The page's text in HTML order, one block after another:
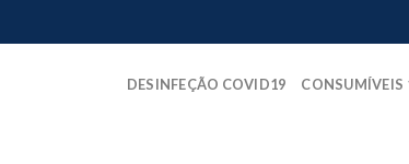
DESINFEÇÃO COVID19 CONSUMÍVEIS